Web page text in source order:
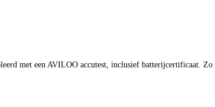
met een AVILOO accutest, inclusief batterijcertificaat.